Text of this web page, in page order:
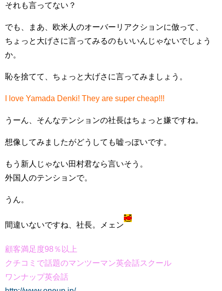
それも言ってない？
でも、まあ、欧米人のオーバーリアクションに倣って、
ちょっと大げさに言ってみるのもいいんじゃないでしょう
か。
恥を捨てて、ちょっと大げさに言ってみましょう。
I love Yamada Denki! They are super cheap!!!
うーん、そんなテンションの社長はちょっと嫌ですね。
想像してみましたがどうしても嘘っぽいです。
もう新人じゃない田村君なら言いそう。
外国人のテンションで。
うん。
間違いないですね、社長。メェン
顧客満足度98％以上
クチコミで話題のマンツーマン英会話スクール
ワンナップ英会話